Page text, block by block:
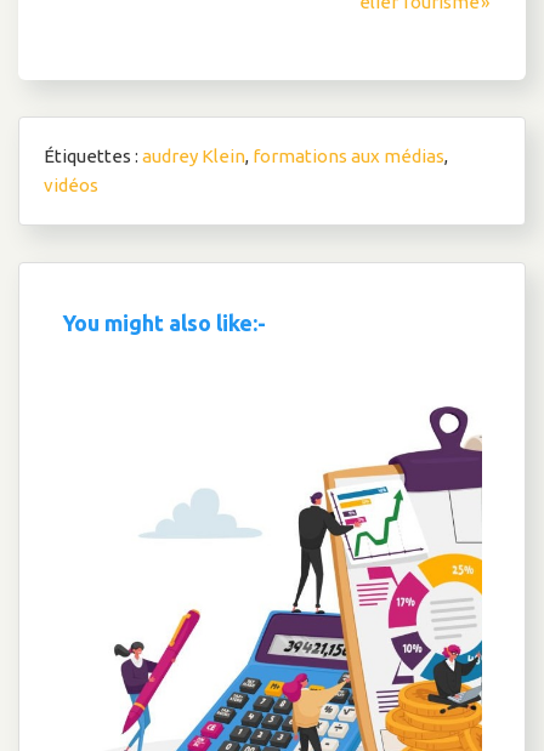
Étiquettes : audrey Klein, formations aux médias,
vidéos
You might also like:-